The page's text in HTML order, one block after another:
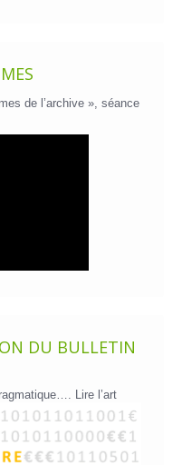
de l’archive », séance
DU BULLETIN
Lire l’art